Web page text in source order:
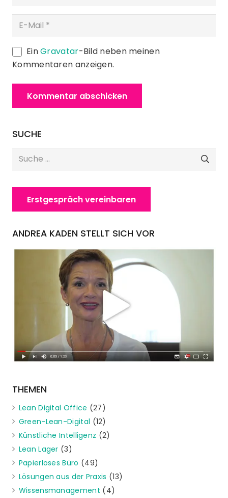
EinGravatar-Bild neben meinen
Kommentaren anzeigen.
Kommentar abschicken
SUCHE
Suche
Erstgespräch vereinbaren
ANDREA KADEN STELLT SICH VOR
THEMEN
Lean Digital Office (27)
Green-Lean-Digital (12)
Künstliche Intelligenz (2)
Lean Lager (3)
Papierloses Büro (49)
Lösungen aus der Praxis (13)
Wissensmanagement (4)